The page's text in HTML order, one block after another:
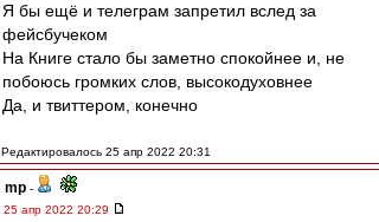
Я бы ещё и телеграм запретил вслед за
фейсбучеком
На Книге стало бы заметно спокойнее и, не
побоюсь громких слов, высокодуховнее
Да, и твиттером, конечно
Редактировалось 25 апр 2022 20:31
mp -
25 апр 2022 20:29